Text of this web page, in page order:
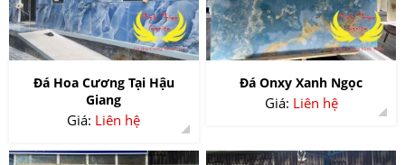
Đá Hoa Cương Tại Hậu
Giang
Giá: Liên hệ
Đá Onxy Xanh Ngọc
Giá: Liên hệ